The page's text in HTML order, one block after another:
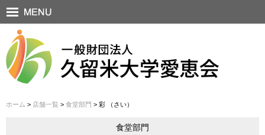
ホーム > 店舗一覧 > 食堂部門 > 彩 （さい）
食堂部門